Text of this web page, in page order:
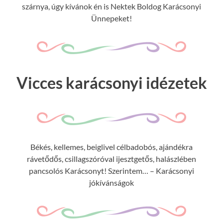
szárnya, úgy kívánok én is Nektek Boldog Karácsonyi
Ünnepeket!
Vicces karácsonyi idézetek
Békés, kellemes, beiglivel célbadobós, ajándékra
rávetődős, csillagszóróval ijesztgetős, halászlében
pancsolós Karácsonyt! Szerintem… – Karácsonyi
jókívánságok